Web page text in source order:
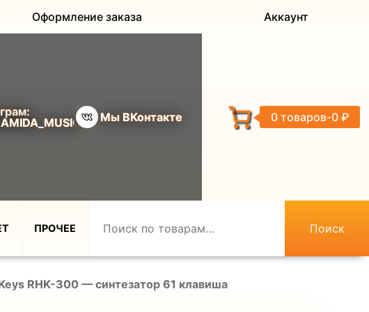
Оформление заказа Аккаунт
Мы ВКонтакте 0 товаров 0 ₽
ПРОЧЕЕ Поиск
RHK-300 — синтезатор 61 клавиша